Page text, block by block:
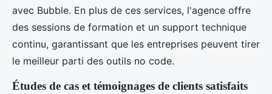
avec Bubble. En plus de ces services, l'agence offre
des sessions de formation et un support technique
continu, garantissant que les entreprises peuvent tirer
le meilleur parti des outils no code.
Études de cas et témoignages de clients satisfaits